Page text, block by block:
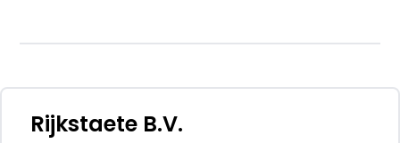
- Merk: Volkswagen
- Model: Golf
Rijkstaete B.V.